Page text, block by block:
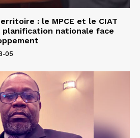
: le MPCE et le CIAT
nationale face
05